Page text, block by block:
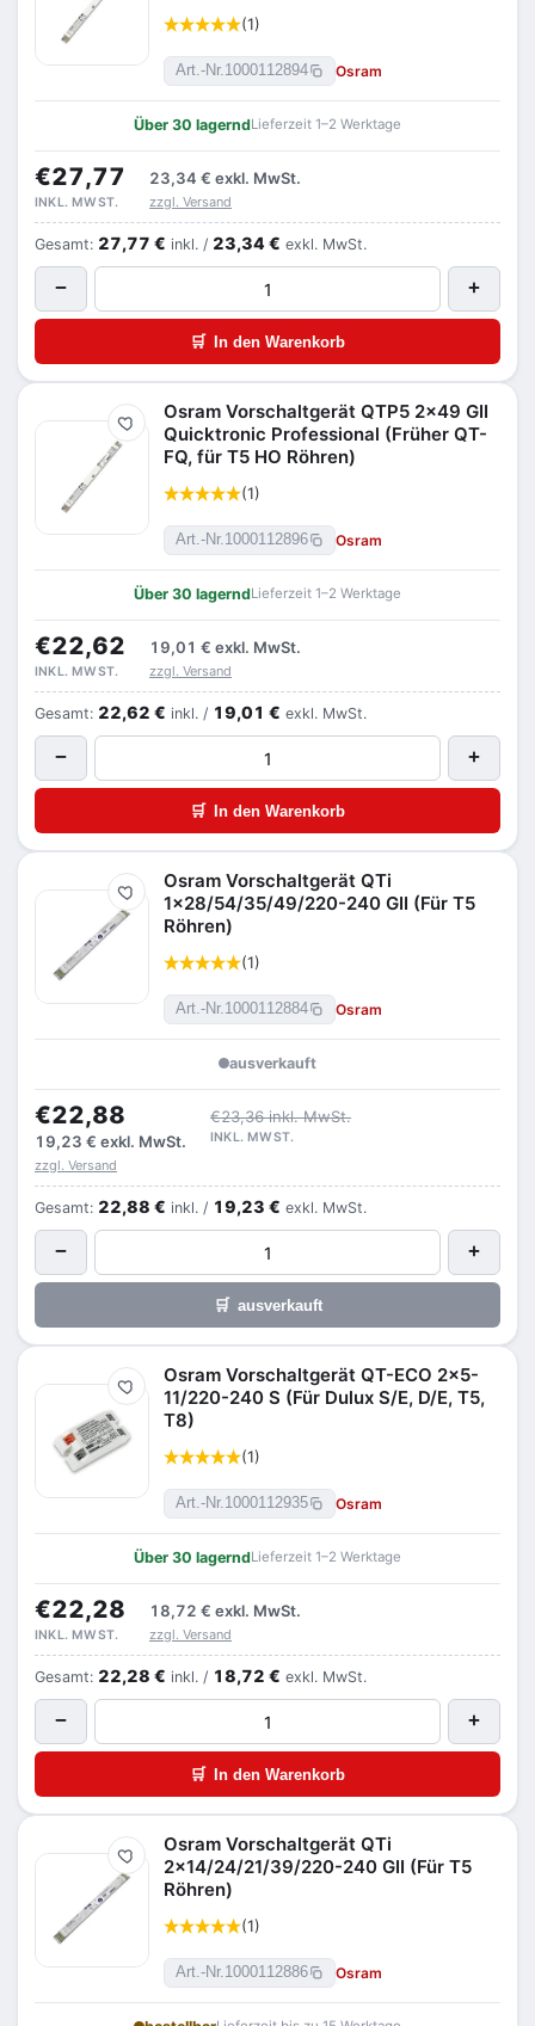
(1)
Art.-Nr.1000112894 Osram
Über 30 lagerndLieferzeit 1–2 Werktage
€27,77 23,34 € exkl. MwSt.
INKL. MWST. zzgl. Versand
Gesamt: 27,77 € inkl. / 23,34 € exkl. MwSt.
− +
🛒 In den Warenkorb
Merken
Osram Vorschaltgerät QTP5 2x49 GII
Quicktronic Professional (Früher QT-
FQ, für T5 HO Röhren)
(1)
Art.-Nr.1000112896 Osram
Über 30 lagerndLieferzeit 1–2 Werktage
€22,62 19,01 € exkl. MwSt.
INKL. MWST. zzgl. Versand
Gesamt: 22,62 € inkl. / 19,01 € exkl. MwSt.
− +
🛒 In den Warenkorb
Merken
Osram Vorschaltgerät QTi
1x28/54/35/49/220-240 GII (Für T5
Röhren)
(1)
Art.-Nr.1000112884 Osram
ausverkauft
€22,88
€23,36 inkl. MwSt.
19,23 € exkl. MwSt. INKL. MWST.
zzgl. Versand
Gesamt: 22,88 € inkl. / 19,23 € exkl. MwSt.
− +
🛒 ausverkauft
Merken
Osram Vorschaltgerät QT-ECO 2x5-
11/220-240 S (Für Dulux S/E, D/E, T5,
T8)
(1)
Art.-Nr.1000112935 Osram
Über 30 lagerndLieferzeit 1–2 Werktage
€22,28 18,72 € exkl. MwSt.
INKL. MWST. zzgl. Versand
Gesamt: 22,28 € inkl. / 18,72 € exkl. MwSt.
− +
🛒 In den Warenkorb
Merken
Osram Vorschaltgerät QTi
2x14/24/21/39/220-240 GII (Für T5
Röhren)
(1)
Art.-Nr.1000112886 Osram